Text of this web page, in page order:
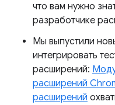
что вам нужно
разработчике
Мы выпустили
интегрировать
расширений:
расширений
расширений